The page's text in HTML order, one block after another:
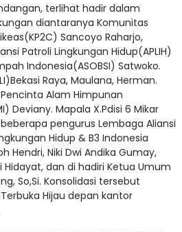
terlihat hadir dalam
diantaranya Komunitas
Sancoyo Raharjo,
Patroli Lingkungan Hidup(APLIH)
Indonesia(ASOBSI) Satwoko.
Raya, Maulana, Herman.
Alam Himpunan
Deviany. Mapala X.Pdisi 6 Mikar
pengurus Lembaga Aliansi
Hidup & B3 Indonesia
Hendri, Niki Dwi Andika Gumay,
Hidayat, dan di hadiri Ketua Umum
So,Si. Konsolidasi tersebut
Hijau depan kantor